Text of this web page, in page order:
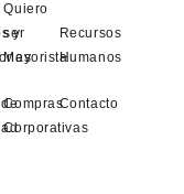
y
Quiero
ser
Mayorista
Compras
Corporativas
Recursos
Humanos
Contacto